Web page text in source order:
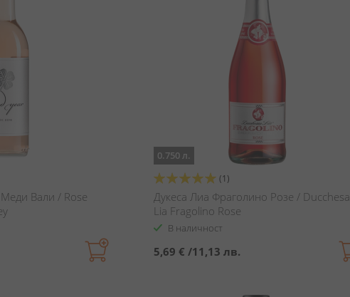
Вали / Rose
0.750 л.
Оценка:
100%
(1)
Дукеса Лиа Фраголино Розе / Ducchesa
Lia Fragolino Rose
В наличност
5,69 € /11,13 лв.